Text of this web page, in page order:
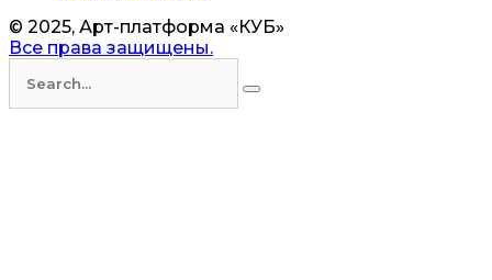
© 2025, Арт-платформа «КУБ»
Все права защищены.